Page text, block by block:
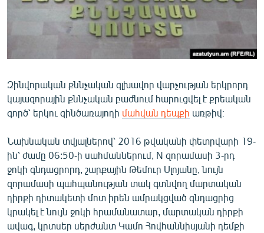
ՄԵԿՆԱԲԱՆՈՒԹՅՈՒՆ
ԿՈՐՈՆԱՎԻՐՈՒՍ
ԱՐԽԻՎ
ԲԱՆԱՎԵՃ
ՁԳՏԵԼՈՎ ԼԱՎԱԳՈՒՅՆԻՆ
ՓՈԴՔԱՍԹ
Հայերեն
Զինվորական քննչական գլխավոր վարչության երկրորդ
կայազորային քննչական բաժնում հարուցվել է քրեական
գործ՝ երկու զինծառայողի մահվան դեպքի առթիվ։
Նախնական տվյալներով՝ 2016 թվականի փետրվարի 19-
ին՝ ժամը 06:50-ի սահմաններում, N զորամասի 3-րդ
ջոկի գնդացրորդ, շարքային Թեմուր Սլոյանը, նույն
զորամասի պահպանության տակ գտնվող մարտական
դիրքի դիտակետի մոտ իրեն ամրակցված գնդացրից
կրակել է նույն ջոկի հրամանատար, մարտական դիրքի
ավագ, կրտսեր սերժանտ Կամո Հովհաննիսյանի դեմքի